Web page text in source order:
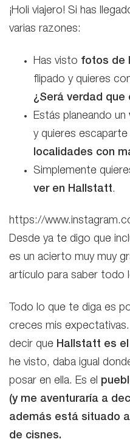
¡Holi viajero! Si has
varias razones:
Has visto fotos de
flipado y quieres
¿Será verdad que
Estás planeando un
y quieres escaparte
localidades con
Simplemente
ver en Hallstatt.
https://
Desde ya te digo que
es un acierto muy muy
artículo para saber todo
Todo lo que te diga es
creces mis
decir que Hallstatt es
he visto, daba igual
posar en ella. Es el
(y me aventuraría a
además está situado
de cisnes.